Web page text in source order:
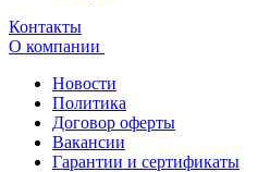
Контакты
О компании
Новости
Политика
Договор оферты
Вакансии
Гарантии и сертификаты